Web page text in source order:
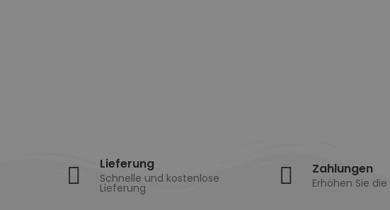
Lieferung
Schnelle und kostenlose
Lieferung
Zahlungen
Erhöhen Sie